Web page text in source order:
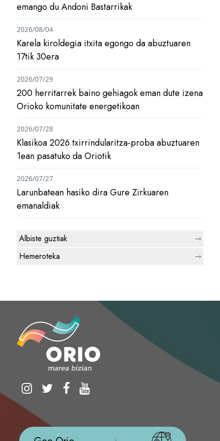
emango du Andoni Bastarrikak
Karela kiroldegia itxita egongo da abuztuaren
17tik 30era
2026/08/04
200 herritarrek baino gehiagok eman dute izena
Orioko komunitate energetikoan
2026/07/29
Klasikoa 2026 txirrindularitza-proba abuztuaren
1ean pasatuko da Oriotik
2026/07/28
Larunbatean hasiko dira Gure Zirkuaren
emanaldiak
2026/07/27
Albiste guztiak
Hemeroteka